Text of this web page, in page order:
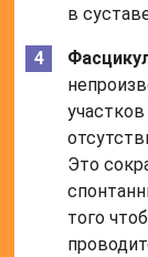
в
Это
того